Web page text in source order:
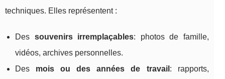
techniques. Elles représentent :
Des souvenirs irremplaçables: photos de famille,
vidéos, archives personnelles.
Des mois ou des années de travail : rapports,